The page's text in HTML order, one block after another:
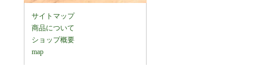
サイトマップ
商品について
ショップ概要
map